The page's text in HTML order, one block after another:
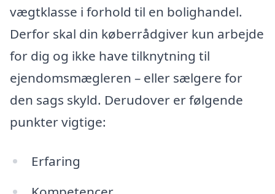
vægtklasse i forhold til en bolighandel.
Derfor skal din køberrådgiver kun arbejde
for dig og ikke have tilknytning til
ejendomsmægleren – eller sælgere for
den sags skyld. Derudover er følgende
punkter vigtige:
Erfaring